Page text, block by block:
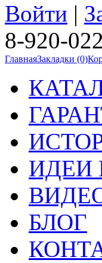
Войти |
8-920-
ГлавнаяЗакладки (0)
ИДЕИ
БЛОГ